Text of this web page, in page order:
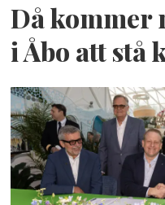
Då kommer
i Åbo att stå